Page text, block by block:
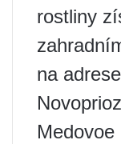
rostliny
na